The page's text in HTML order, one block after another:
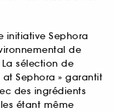
initiative Sephora
de
sélection de
Sephora » garantit
des ingrédients
étant même